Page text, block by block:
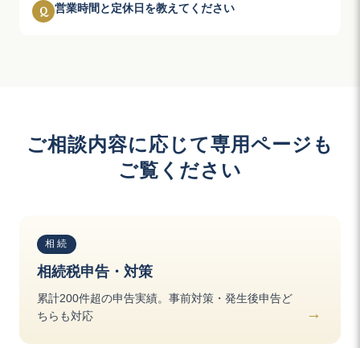
Q 営業時間と定休日を教えてください
ご相談内容に応じて専用ページも
ご覧ください
相続
相続税申告・対策
累計200件超の申告実績。事前対策・発生後申告ど
ちらも対応